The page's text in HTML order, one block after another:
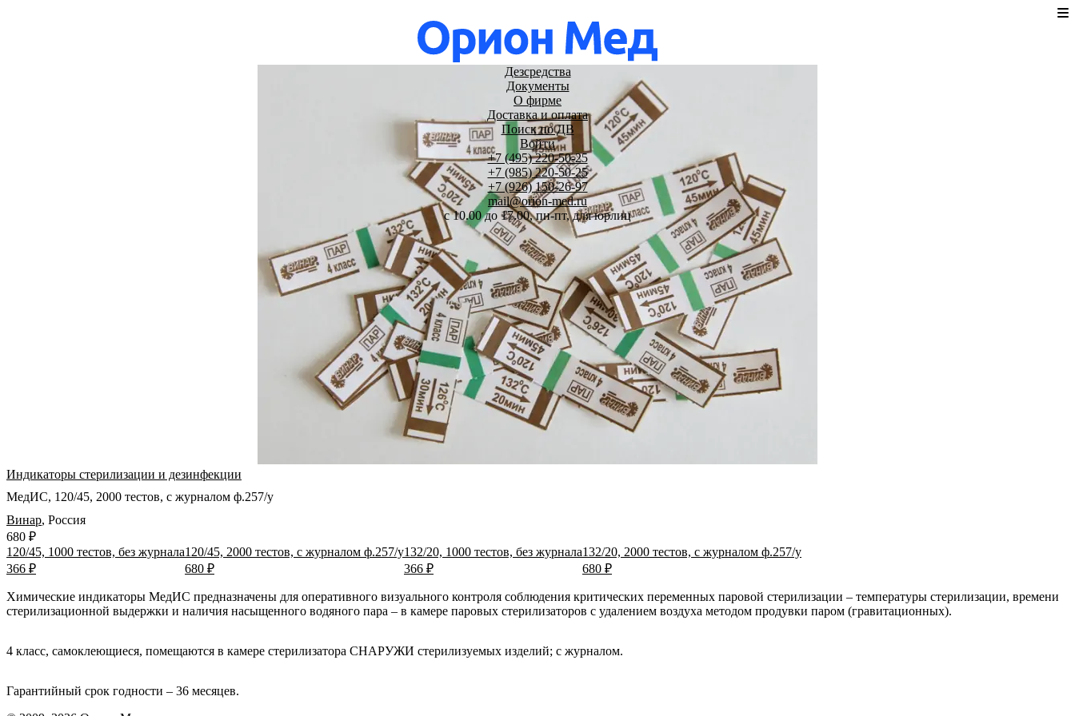
Дезсредства
Документы
О фирме
Доставка и оплата
Поиск по ДВ
Войти
+7 (495) 220-50-25
+7 (985) 220-50-25
+7 (926) 150-26-97
mail@orion-med.ru
c 10.00 до 17.00, пн-пт, для юрлиц
Индикаторы стерилизации и дезинфекции
МедИС, 120/45, 2000 тестов, с журналом ф.257/у
Винар, Россия
120/45, 1000 тестов, без журнала
366 ₽
120/45, 2000 тестов, с журналом ф.257/у
680 ₽
132/20, 1000 тестов, без журнала
366 ₽
132/20, 2000 тестов, с журналом ф.257/у
680 ₽
Химические индикаторы МедИС предназначены для оперативного визуального контроля соблюдения критических переменных паровой стерилизации – температуры стерилизации, времени
стерилизационной выдержки и наличия насыщенного водяного пара – в камере паровых стерилизаторов с удалением воздуха методом продувки паром (гравитационных).
4 класс, самоклеющиеся, помещаются в камере стерилизатора СНАРУЖИ стерилизуемых изделий; с журналом.
Гарантийный срок годности – 36 месяцев.
680 ₽